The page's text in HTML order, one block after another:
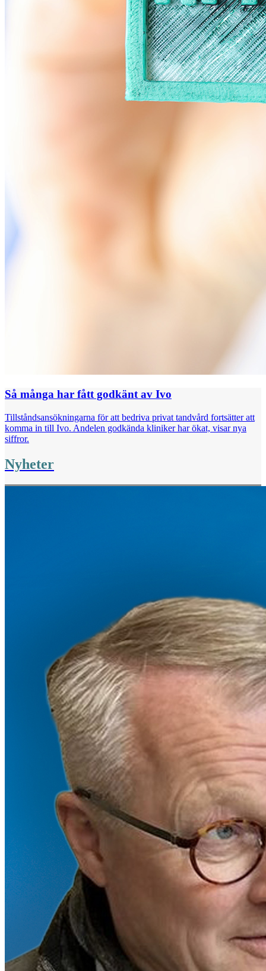
Så många har fått godkänt av Ivo
Tillståndsansökningarna för att bedriva privat tandvård fortsätter att
komma in till Ivo. Andelen godkända kliniker har ökat, visar nya
siffror.
Nyheter